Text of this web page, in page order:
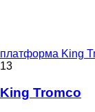
платформа King
13
King Tromco